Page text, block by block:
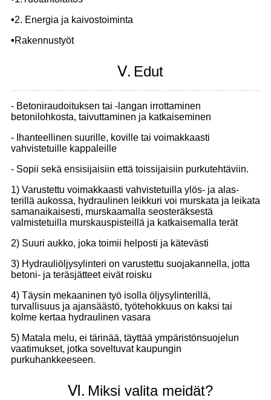
•2. Energia ja kaivostoiminta
•Rakennustyöt
Ⅴ. Edut
- Betoniraudoituksen tai -langan irrottaminen
betonilohkosta, taivuttaminen ja katkaiseminen
- Ihanteellinen suurille, koville tai voimakkaasti
vahvistetuille kappaleille
- Sopii sekä ensisijaisiin että toissijaisiin purkutehtäviin.
1) Varustettu voimakkaasti vahvistetuilla ylös- ja alas-
terillä aukossa, hydraulinen leikkuri voi murskata ja leikata
samanaikaisesti, murskaamalla seosteräksestä
valmistetuilla murskauspisteillä ja katkaisemalla terät
2) Suuri aukko, joka toimii helposti ja kätevästi
3) Hydrauliöljysylinteri on varustettu suojakannella, jotta
betoni- ja teräsjätteet eivät roisku
4) Täysin mekaaninen työ isolla öljysylinterillä,
turvallisuus ja ajansäästö, työtehokkuus on kaksi tai
kolme kertaa hydraulinen vasara
5) Matala melu, ei tärinää, täyttää ympäristönsuojelun
vaatimukset, jotka soveltuvat kaupungin
purkuhankkeeseen.
Ⅵ. Miksi valita meidät?